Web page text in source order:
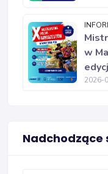
w
2026-
Nadchodzące